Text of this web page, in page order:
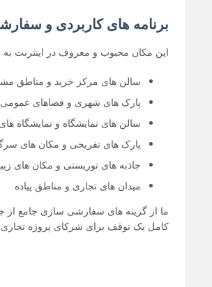
برنامه های کاربردی و
این مکان محبوب و معروف در اینترنت
سالن های مرکز خرید و مناطق
پارک های شهری و فضاهای عمومی
سالن های نمایشگاه و نمایشگاه
پارک های تفریحی و مکان های
جاذبه های توریستی و مکان های
میدان های تجاری و مناطق پیاده
ما از گزینه های سفارشی سازی جامع از
کامل یک توقف برای شرکای پروژه